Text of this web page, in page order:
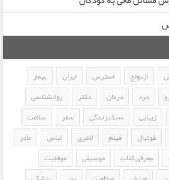
ازدواج استرس ایران
بیمار
درد درمان دکتر
روانشناسی
زیبایی سبک زندگی سفر
سلامت
فوتبال فیلم لاغری لباس
مادر
معرفی کتاب موسیقی
موفقیت